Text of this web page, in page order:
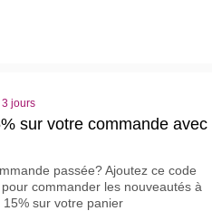
jours
sur votre commande avec
passée? Ajoutez ce code
commander les nouveautés à
sur votre panier